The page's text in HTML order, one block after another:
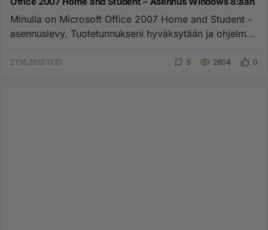
Minulla on Microsoft Office 2007 Home and Student -
asennuslevy. Tuotetunnukseni hyväksytään ja ohjelmaa
27.10.2012 11:21 5 2604 0